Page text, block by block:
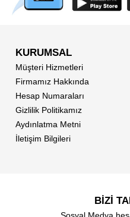
KURUMSAL
Müşteri Hizmetleri
Firmamız Hakkında
Hesap Numaraları
Gizlilik Politikamız
Aydınlatma Metni
İletişim Bilgileri
BİZİ